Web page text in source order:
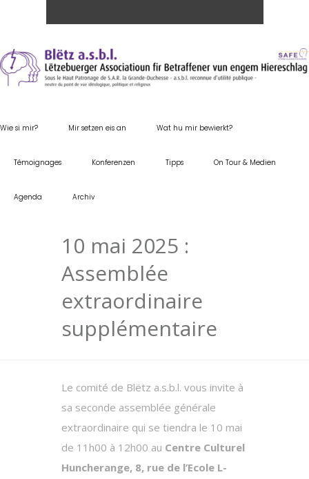
Wie si mir? Mir setzen eis an Wat hu mir bewierkt?
Témoignages Konferenzen Tipps On Tour & Medien
Agenda Archiv
10 mai 2025 :
Assemblée
extraordinaire
supplémentaire
Le comité de Blëtz a.s.b.l. vous invite à
sa seconde assemblée générale
extraordinaire qui se tiendra le 10 mai
de 11h00 à 12h00 au Centre Culturel
Huncherange, 8, rue de l’Ecole L-